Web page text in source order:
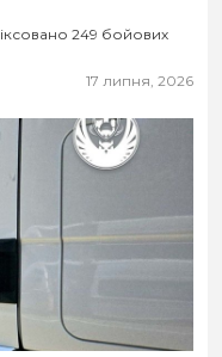
249 бойових
17 липня, 2026